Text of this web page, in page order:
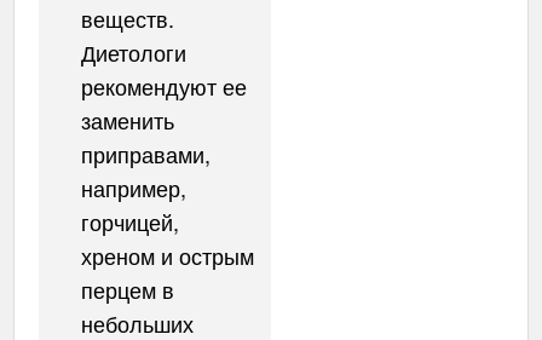
веществ.
Диетологи
рекомендуют ее
заменить
приправами,
например,
горчицей,
хреном и острым
перцем в
небольших